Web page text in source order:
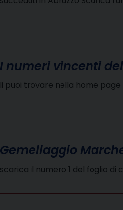
I numeri vincenti
li puoi trovare nella home
Gemellaggio
scarica il numero 1 del foglio di